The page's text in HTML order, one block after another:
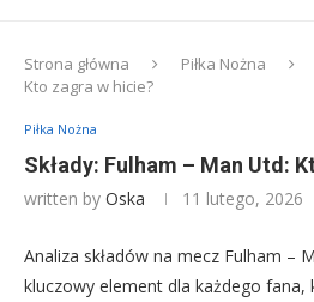
Strona główna Piłka Nożna
Kto zagra w hicie?
Piłka Nożna
Składy: Fulham – Man Utd:
written by Oska 11 lutego, 2026
Analiza składów na mecz Fulham –
kluczowy element dla każdego fana,